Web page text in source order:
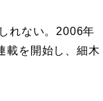
れない。2006年
載を開始し、細木